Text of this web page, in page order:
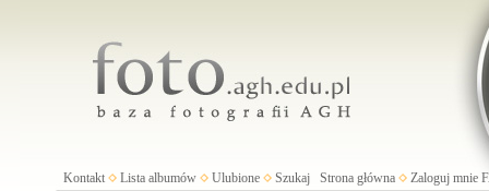
Kontakt Lista albumów Ulubione Szukaj Strona główna Zaloguj mnie